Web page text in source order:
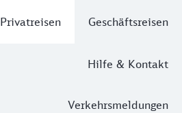
Privatreisen Geschäftsreisen
Hilfe & Kontakt
Verkehrsmeldungen